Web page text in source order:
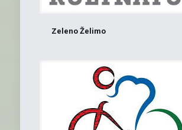
Zeleno Želimo